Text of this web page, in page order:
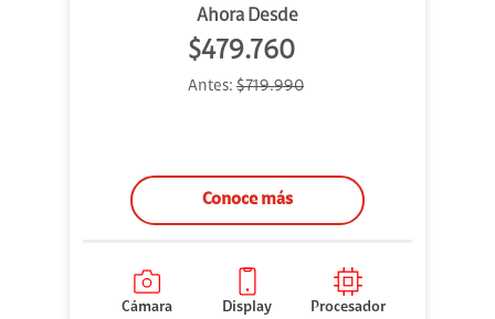
Ahora Desde
$479.760
Antes: $719.990
Conoce más
Cámara
Display
Procesador